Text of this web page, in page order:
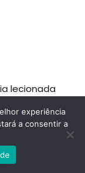
lecionada
experiência
a consentir a